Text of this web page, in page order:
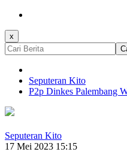
x
Seputeran Kito
P2p Dinkes Palembang
Seputeran Kito
17 Mei 2023 15:15